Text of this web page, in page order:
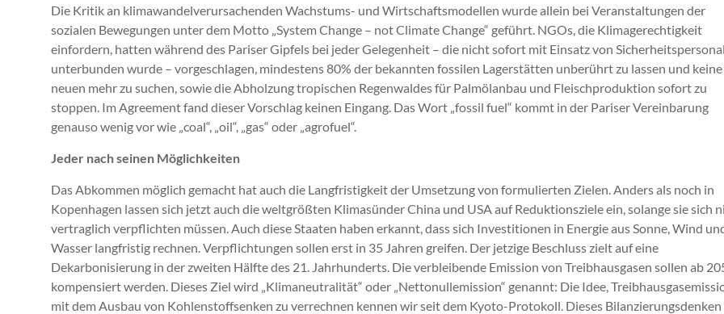
Die Kritik an klimawandelverursachenden Wachstums- und Wirtschaftsmodellen wurde allein bei Veranstaltungen der
sozialen Bewegungen unter dem Motto „System Change – not Climate Change“ geführt. NGOs, die Klimagerechtigkeit
einfordern, hatten während des Pariser Gipfels bei jeder Gelegenheit – die nicht sofort mit Einsatz von Sicherheitspersonal
unterbunden wurde – vorgeschlagen, mindestens 80% der bekannten fossilen Lagerstätten unberührt zu lassen und keine
neuen mehr zu suchen, sowie die Abholzung tropischen Regenwaldes für Palmölanbau und Fleischproduktion sofort zu
stoppen. Im Agreement fand dieser Vorschlag keinen Eingang. Das Wort „fossil fuel“ kommt in der Pariser Vereinbarung
genauso wenig vor wie „coal“, „oil“, „gas“ oder „agrofuel“.
Jeder nach seinen Möglichkeiten
Das Abkommen möglich gemacht hat auch die Langfristigkeit der Umsetzung von formulierten Zielen. Anders als noch in
Kopenhagen lassen sich jetzt auch die weltgrößten Klimasünder China und USA auf Reduktionsziele ein, solange sie sich
vertraglich verpflichten müssen. Auch diese Staaten haben erkannt, dass sich Investitionen in Energie aus Sonne, Wind
Wasser langfristig rechnen. Verpflichtungen sollen erst in 35 Jahren greifen. Der jetzige Beschluss zielt auf eine
Dekarbonisierung in der zweiten Hälfte des 21. Jahrhunderts. Die verbleibende Emission von Treibhausgasen sollen ab
kompensiert werden. Dieses Ziel wird „Klimaneutralität“ oder „Nettonullemission“ genannt: Die Idee,
mit dem Ausbau von Kohlenstoffsenken zu verrechnen kennen wir seit dem Kyoto-Protokoll. Dieses